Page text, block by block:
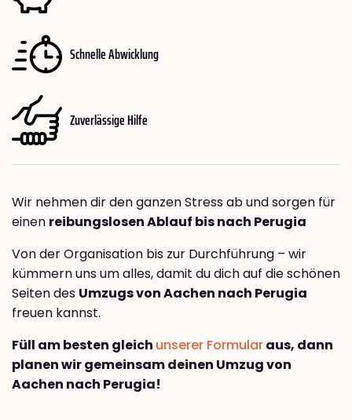
Schnelle Abwicklung
Zuverlässige Hilfe
Wir nehmen dir den ganzen Stress ab und sorgen für
einen reibungslosen Ablauf bis nach Perugia
Von der Organisation bis zur Durchführung – wir
kümmern uns um alles, damit du dich auf die schönen
Seiten des Umzugs von Aachen nach Perugia
freuen kannst.
Füll am besten gleich unserer Formularaus, dann
planen wir gemeinsam deinen Umzug von
Aachen nach Perugia!